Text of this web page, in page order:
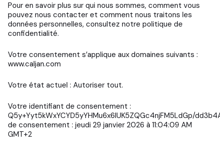
Pour en savoir plus sur qui nous sommes, comment vous
pouvez nous contacter et comment nous traitons les
données personnelles, consultez notre politique de
confidentialité.
Votre consentement s’applique aux domaines suivants :
www.caljan.com
Votre état actuel : Autoriser tout.
Votre identifiant de consentement :
Q5y+Yyt5kWxYCYD5yYHMu6x6IUK5ZQGc4njFM5LdGp/
de consentement : jeudi 29 janvier 2026 à 11:04:09 AM
GMT+2